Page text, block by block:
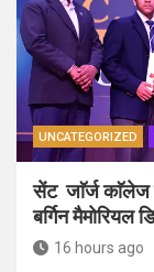
UNCATEGORIZED
सेंट जाॅर्ज काॅलेज
बर्गिन
16 hours ago